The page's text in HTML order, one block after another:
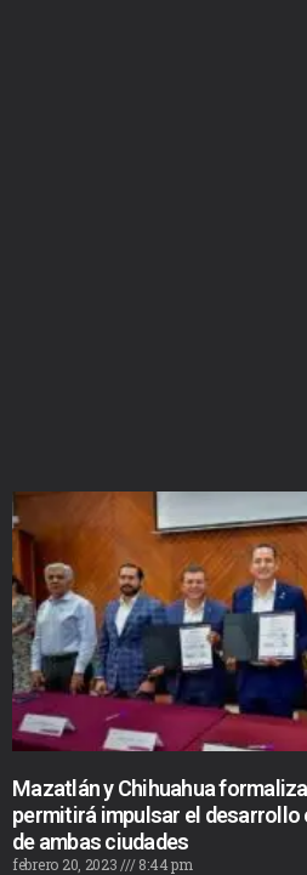
Mazatlán y Chihuahua
permitirá impulsar el
de ambas ciudades
febrero 20, 2023
8:44 pm